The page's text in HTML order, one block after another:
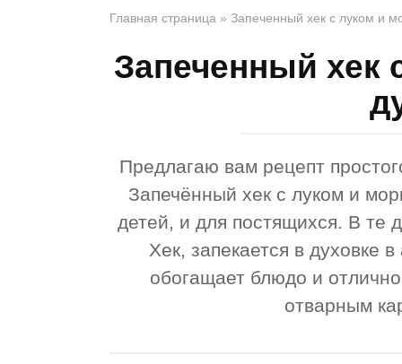
Главная страница » Запеченный хек с луком и
Запеченный хек
Предлагаю вам рецепт
Запечённый хек с луком и
детей, и для постящихся. В те
Хек, запекается в духовке
обогащает блюдо и
отварным